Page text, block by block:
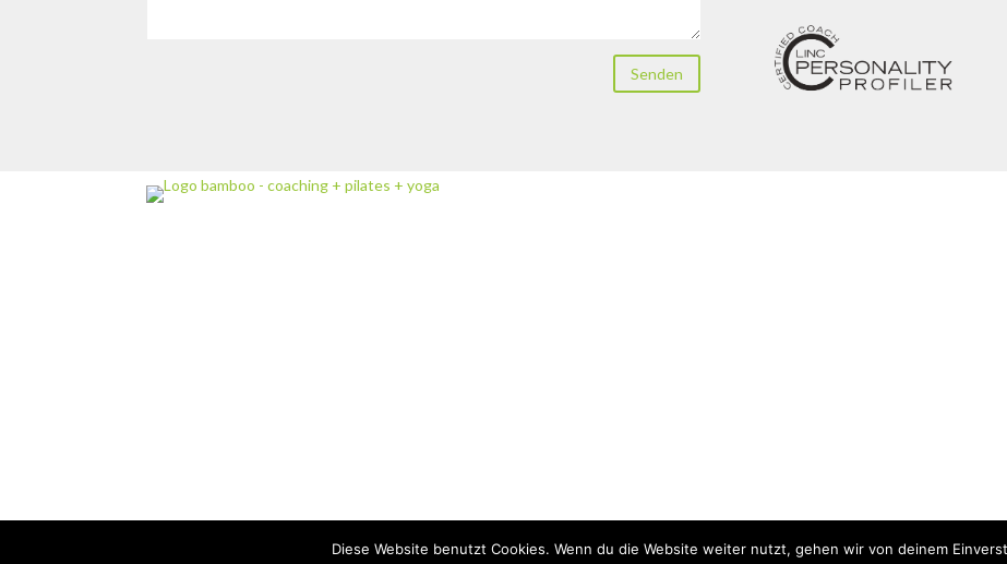
Senden
Diese Website benutzt Cookies. Wenn du die Website weiter nutzt, gehen wir von deinem